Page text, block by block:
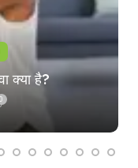
क्या है?
0